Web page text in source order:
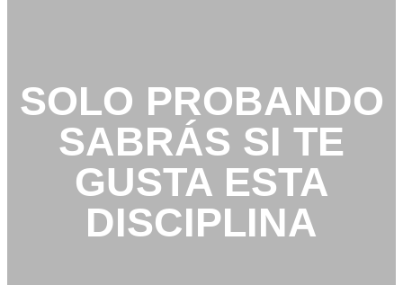
SOLO PROBANDO
SABRÁS SI TE
GUSTA ESTA
DISCIPLINA